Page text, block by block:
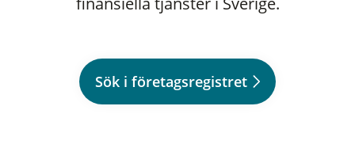
Sök i företagsregistret